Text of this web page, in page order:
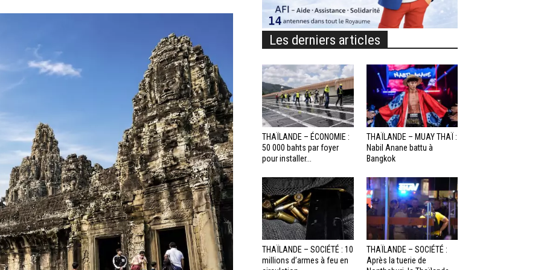
Les derniers articles
THAÏLANDE – ÉCONOMIE :
50 000 bahts par foyer
pour installer...
THAÏLANDE – MUAY THAÏ :
Nabil Anane battu à
Bangkok
THAÏLANDE – SOCIÉTÉ : 10
millions d’armes à feu en
THAÏLANDE – SOCIÉTÉ :
Après la tuerie de